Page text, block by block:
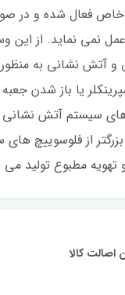
فعال شده و در
نمی نماید. از این
و آتش نشانی به
یا باز شدن
سیستم آتش نشانی
از فلوسوییچ
مطبوع تولید
اصالت کالا